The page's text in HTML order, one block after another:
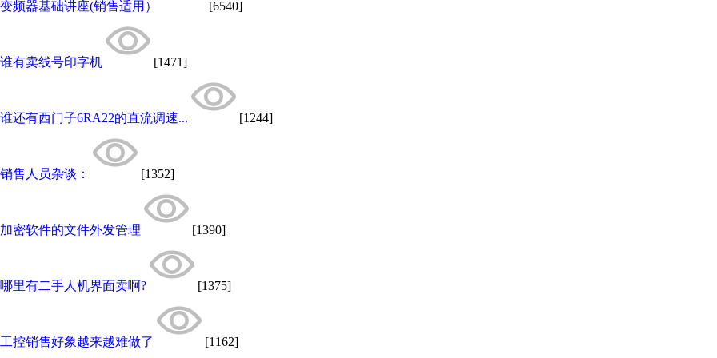
变频器基础讲座(销售适用） [6540]
谁有卖线号印字机 [1471]
谁还有西门子6RA22的直流调速... [1244]
销售人员杂谈： [1352]
加密软件的文件外发管理 [1390]
哪里有二手人机界面卖啊? [1375]
工控销售好象越来越难做了 [1162]